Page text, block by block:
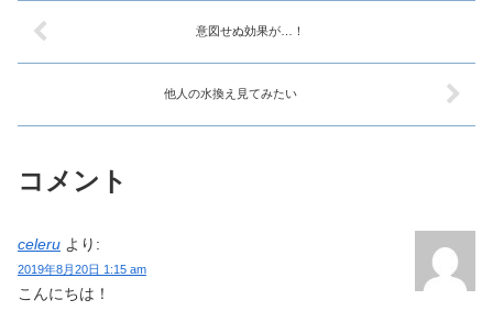
意図せぬ効果が…！
他人の水換え見てみたい
コメント
celeru より:
2019年8月20日 1:15 am
こんにちは！